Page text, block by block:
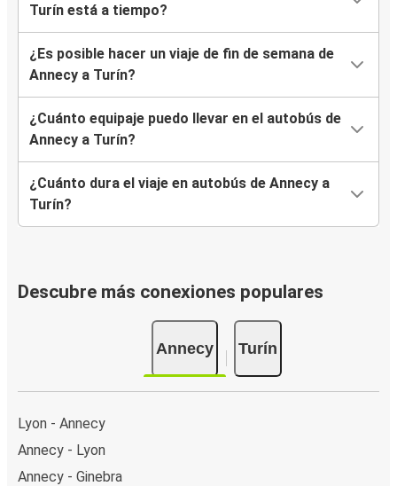
Turín está a tiempo?
¿Es posible hacer un viaje de fin de semana de
Annecy a Turín?
¿Cuánto equipaje puedo llevar en el autobús de
Annecy a Turín?
¿Cuánto dura el viaje en autobús de Annecy a
Turín?
Descubre más conexiones populares
Annecy Turín
Lyon - Annecy
Annecy - Lyon
Annecy - Ginebra